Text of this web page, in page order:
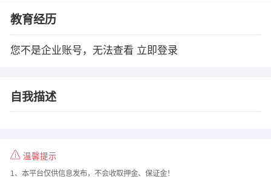
教育经历
您不是企业账号，无法查看 立即登录
自我描述
温馨提示
1、本平台仅供信息发布，不会收取押金、保证金！